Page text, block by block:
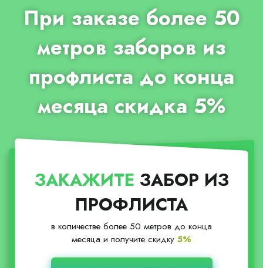
При заказе более 50
метров заборов из
профлиста до конца
месяца скидка 5%
ЗАКАЖИТЕ ЗАБОР ИЗ
ПРОФЛИСТА
в количестве более 50 метров до конца
месяца и получите скидку 5%